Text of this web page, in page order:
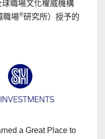
球職場文化權威機構
職場®研究所）授予的
a Great Place to